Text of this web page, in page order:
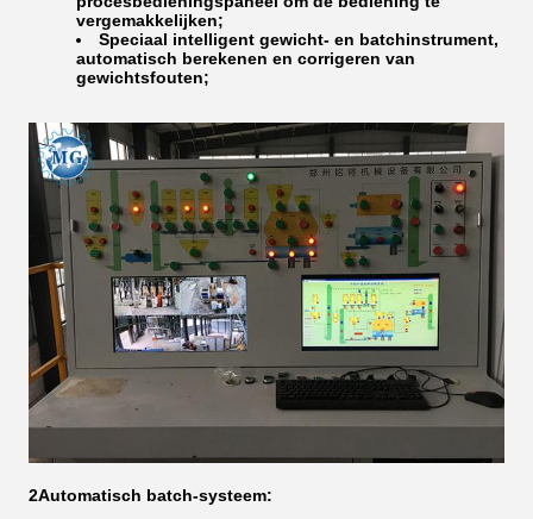
vergemakkelijken;
Speciaal intelligent gewicht- en batchinstrument,
automatisch berekenen en corrigeren van
gewichtsfouten;
2Automatisch batch-systeem: